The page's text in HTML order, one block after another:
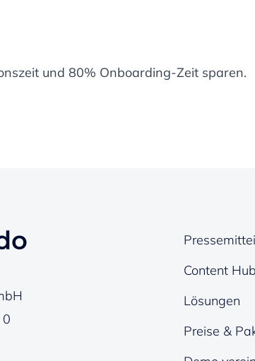
und 80% Onboarding-Zeit sparen.
Content Hub
Lösungen
Preise &